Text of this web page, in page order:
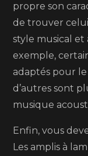
propre son
de trouver
style musical et
exemple,
adaptés pour
d’autres sont
musique
Enfin, vous
Les amplis à